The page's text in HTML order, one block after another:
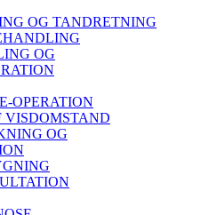
OG TANDRETNING
OG
OPERATION
VISDOMSTAND
OG